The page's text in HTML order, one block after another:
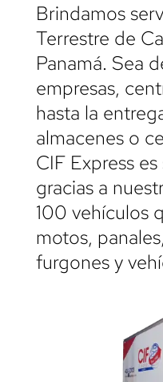
Brindamos
Terrestre de
Panamá. Sea
empresas,
hasta la
almacenes o
CIF Express
gracias a
100 vehículos
motos,
furgones y